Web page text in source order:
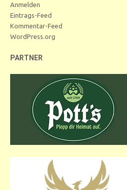
Anmelden
Eintrags-Feed
Kommentar-Feed
WordPress.org
PARTNER